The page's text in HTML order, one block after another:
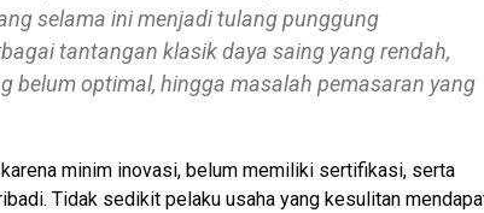
selama ini menjadi tulang punggung
tantangan klasik daya saing yang rendah,
belum optimal, hingga masalah pemasaran yang
minim inovasi, belum memiliki sertifikasi, serta
Tidak sedikit pelaku usaha yang kesulitan